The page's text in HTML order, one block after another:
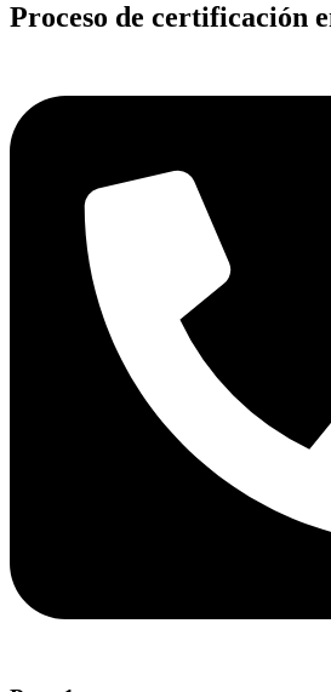
Proceso de certificación